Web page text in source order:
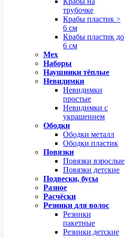
трубочке
Крабы пластик >
6 см
Крабы пластик до
6 см
Мех
Наборы
Наушники тёплые
Невидимки
Невидимки
простые
Невидимки с
украшением
Ободки
Ободки металл
Ободки пластик
Повязки
Повязки взрослые
Повязки детские
Подвески, бусы
Разное
Расчёски
Резинки для волос
Резинки
пакетные
Резинки детские